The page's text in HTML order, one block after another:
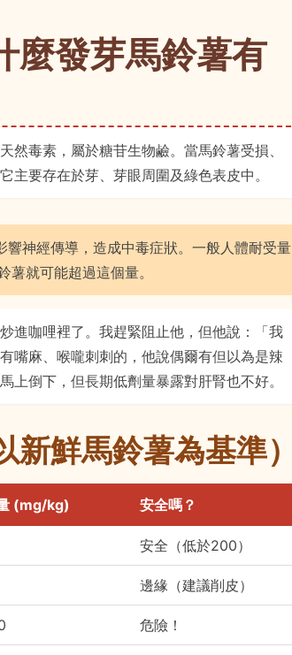
麼發芽馬鈴薯有
毒素，屬於糖苷生物鹼。當馬鈴薯受損、
主要存在於芽、芽眼周圍及綠色表皮中。
響神經傳導，造成中毒症狀。一般人體耐受量
就可能超過這個量。
進咖哩裡了。我趕緊阻止他，但他說：「我
嘴麻、喉嚨刺刺的，他說偶爾有但以為是辣
上倒下，但長期低劑量暴露對肝腎也不好。
鮮馬鈴薯為基準）
(mg/kg) 安全嗎？
安全（低於200）
邊緣（建議削皮）
危險！